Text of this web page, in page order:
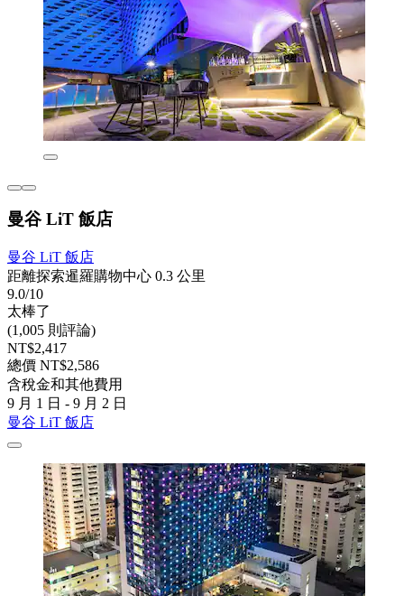
曼谷 LiT 飯店
曼谷 LiT 飯店
距離探索暹羅購物中心 0.3 公里
9.0/10
太棒了
(1,005 則評論)
NT$2,417
總價 NT$2,586
含稅金和其他費用
9 月 1 日 - 9 月 2 日
曼谷 LiT 飯店